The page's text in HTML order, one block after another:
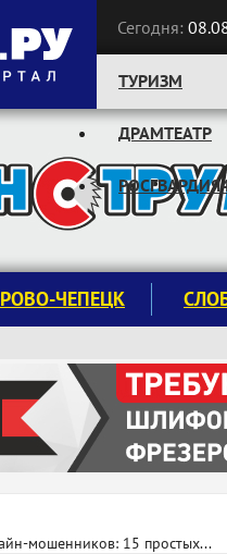
Сегодня:
ТУРИЗМ
ДРАМТЕАТР
ЧЕПЕЦК
мошенников: 15 простых...